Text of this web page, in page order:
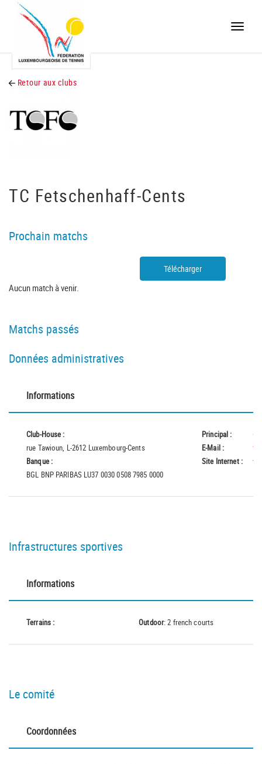
Toggle
Retour aux clubs
TC Fetschenhaff-Cents
Prochain matchs
Télécharger
Aucun match à venir.
Matchs passés
Données administratives
Informations
Club-House :
rue Tawioun, L-2612 Luxembourg-Cents
Banque :
BGL BNP PARIBAS LU37 0030 0508 7985 0000
Principal :
E-Mail :
Site Internet :
Infrastructures sportives
Informations
Terrains : Outdoor: 2 french courts
Le comité
Coordonnées